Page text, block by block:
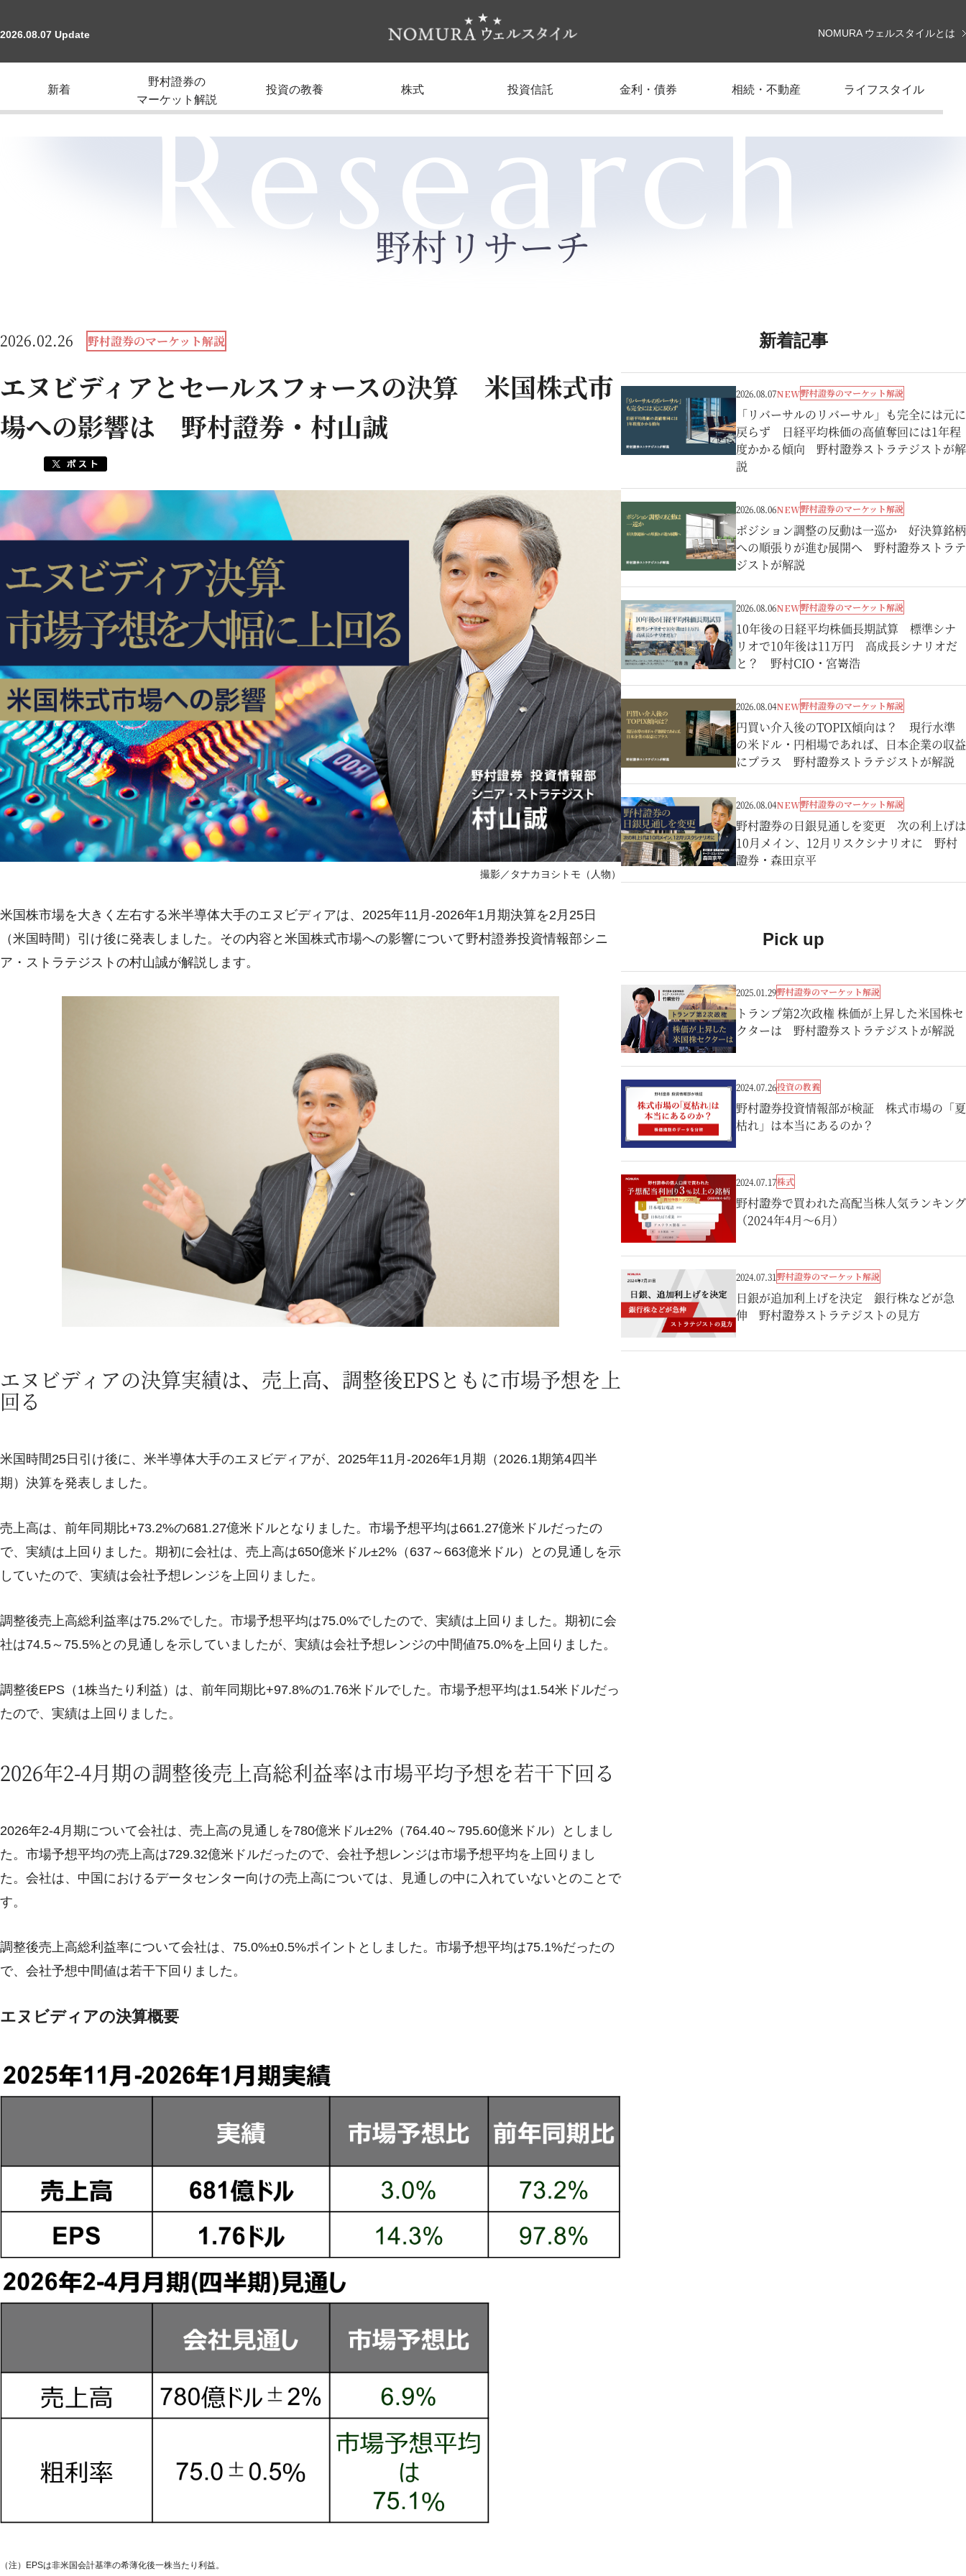
2026.08.07 Update NOMURA ウェルスタイルとは
新着
野村證券の
マーケット解説
投資の教養 株式 投資信託 金利・債券 相続・不動産 ライフスタイル
Research
野村リサーチ
2026.02.26 野村證券のマーケット解説
エヌビディアとセールスフォースの決算 米国株式市
場への影響は 野村證券・村山誠
撮影／タナカヨシトモ（人物）
米国株市場を大きく左右する米半導体大手のエヌビディアは、2025年11月-2026年1月期決算を2月25日
（米国時間）引け後に発表しました。その内容と米国株式市場への影響について野村證券投資情報部シニ
ア・ストラテジストの村山誠が解説します。
エヌビディアの決算実績は、売上高、調整後EPSともに市場予想を上
回る
米国時間25日引け後に、米半導体大手のエヌビディアが、2025年11月-2026年1月期（2026.1期第4四半
期）決算を発表しました。
売上高は、前年同期比+73.2%の681.27億米ドルとなりました。市場予想平均は661.27億米ドルだったの
で、実績は上回りました。期初に会社は、売上高は650億米ドル±2%（637～663億米ドル）との見通しを示
していたので、実績は会社予想レンジを上回りました。
調整後売上高総利益率は75.2%でした。市場予想平均は75.0%でしたので、実績は上回りました。期初に会
社は74.5～75.5%との見通しを示していましたが、実績は会社予想レンジの中間値75.0%を上回りました。
調整後EPS（1株当たり利益）は、前年同期比+97.8%の1.76米ドルでした。市場予想平均は1.54米ドルだっ
たので、実績は上回りました。
2026年2-4月期の調整後売上高総利益率は市場平均予想を若干下回る
2026年2-4月期について会社は、売上高の見通しを780億米ドル±2%（764.40～795.60億米ドル）としまし
た。市場予想平均の売上高は729.32億米ドルだったので、会社予想レンジは市場予想平均を上回りまし
た。会社は、中国におけるデータセンター向けの売上高については、見通しの中に入れていないとのことで
す。
調整後売上高総利益率について会社は、75.0%±0.5%ポイントとしました。市場予想平均は75.1%だったの
で、会社予想中間値は若干下回りました。
エヌビディアの決算概要
（注）EPSは非米国会計基準の希薄化後一株当たり利益。
新着記事
2026.08.07NEW野村證券のマーケット解説
「リバーサルのリバーサル」も完全には元に
戻らず 日経平均株価の高値奪回には1年程
度かかる傾向 野村證券ストラテジストが解
説
2026.08.06NEW野村證券のマーケット解説
ポジション調整の反動は一巡か 好決算銘柄
への順張りが進む展開へ 野村證券ストラテ
ジストが解説
2026.08.06NEW野村證券のマーケット解説
10年後の日経平均株価長期試算 標準シナ
リオで10年後は11万円 高成長シナリオだ
と？ 野村CIO・宮嵜浩
2026.08.04NEW野村證券のマーケット解説
円買い介入後のTOPIX傾向は？ 現行水準
の米ドル・円相場であれば、日本企業の収益
にプラス 野村證券ストラテジストが解説
2026.08.04NEW野村證券のマーケット解説
野村證券の日銀見通しを変更 次の利上げは
10月メイン、12月リスクシナリオに 野村
證券・森田京平
Pick up
2025.01.29野村證券のマーケット解説
トランプ第2次政権 株価が上昇した米国株セ
クターは 野村證券ストラテジストが解説
2024.07.26投資の教養
野村證券投資情報部が検証 株式市場の「夏
枯れ」は本当にあるのか？
2024.07.17株式
野村證券で買われた高配当株人気ランキング
（2024年4月～6月）
2024.07.31野村證券のマーケット解説
日銀が追加利上げを決定 銀行株などが急
伸 野村證券ストラテジストの見方